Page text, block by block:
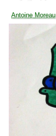
Antoine Moreau